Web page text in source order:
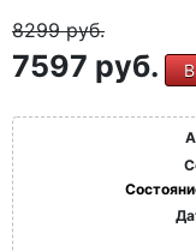
8299руб.
7597 руб.